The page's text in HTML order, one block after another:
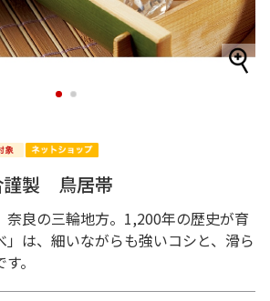
1 2
製 鳥居帯
奈良の三輪地方。1,200年の歴史が育
」は、細いながらも強いコシと、滑ら
。